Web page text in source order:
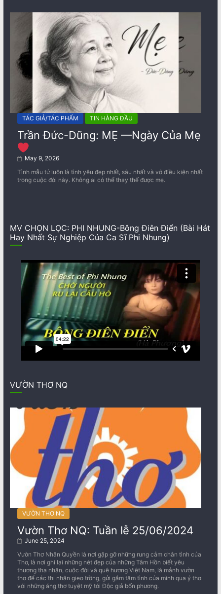
TÁC GIẢ/TÁC PHẨM TIN HÀNG ĐẦU
Trần Đức-Dũng: MẸ —Ngày Của Mẹ
May 9, 2026
Tình mẫu tử luôn là tình yêu đẹp nhất, sâu nhất và vô điều kiện nhất
trong cuộc đời này. Không ai có thể thay thế được mẹ.
MV CHỌN LỌC: PHI NHUNG-Bông Điên Điển (Bài Hát
Hay Nhất Sự Nghiệp Của Ca Sĩ Phi Nhung)
VƯỜN THƠ NQ
VƯỜN THƠ NQ
Vườn Thơ NQ: Tuần lễ 25/06/2024
June 25, 2024
Vườn Thơ Nhân Quyền là nơi gặp gỡ những rung cảm chân tình của
Thơ, là nơi ghi lại những nét đẹp của những Tâm Hồn biết yêu
thương tha nhân, cuộc đời và quê hương Việt Nam, là mảnh vườn
thơ để các thi nhân gieo trồng, gửi gắm tâm tình của mình qua ý thơ
với những áng thơ tuyệt mỹ tới Độc giả bốn phương.